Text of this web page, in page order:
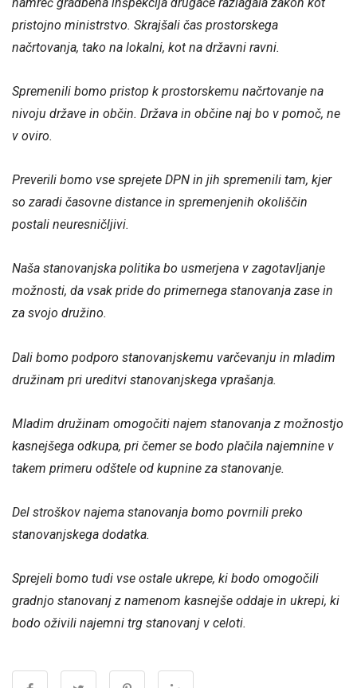
pristojno ministrstvo. Skrajšali čas prostorskega
načrtovanja, tako na lokalni, kot na državni ravni.
Spremenili bomo pristop k prostorskemu načrtovanje na
nivoju države in občin. Država in občine naj bo v pomoč, ne
v oviro.
Preverili bomo vse sprejete DPN in jih spremenili tam, kjer
so zaradi časovne distance in spremenjenih okoliščin
postali neuresničljivi.
Naša stanovanjska politika bo usmerjena v zagotavljanje
možnosti, da vsak pride do primernega stanovanja zase in
za svojo družino.
Dali bomo podporo stanovanjskemu varčevanju in mladim
družinam pri ureditvi stanovanjskega vprašanja.
Mladim družinam omogočiti najem stanovanja z možnostjo
kasnejšega odkupa, pri čemer se bodo plačila najemnine v
takem primeru odštele od kupnine za stanovanje.
Del stroškov najema stanovanja bomo povrnili preko
stanovanjskega dodatka.
Sprejeli bomo tudi vse ostale ukrepe, ki bodo omogočili
gradnjo stanovanj z namenom kasnejše oddaje in ukrepi, ki
bodo oživili najemni trg stanovanj v celoti.